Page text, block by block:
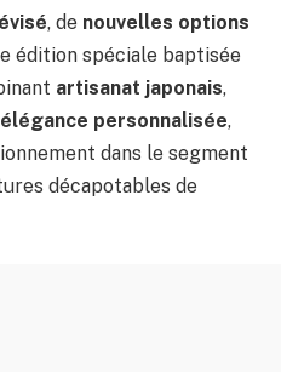
, de nouvelles options
édition spéciale baptisée
artisanat japonais,
élégance personnalisée,
dans le segment
décapotables de